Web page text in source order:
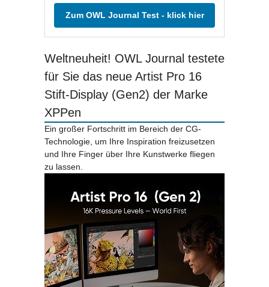
Zum OWL Journal Test - klick hier
Weltneuheit! OWL Journal testete
für Sie das neue Artist Pro 16
Stift-Display (Gen2) der Marke
XPPen
Ein großer Fortschritt im Bereich der CG-
Technologie, um Ihre Inspiration freizusetzen
und Ihre Finger über Ihre Kunstwerke fliegen
zu lassen.